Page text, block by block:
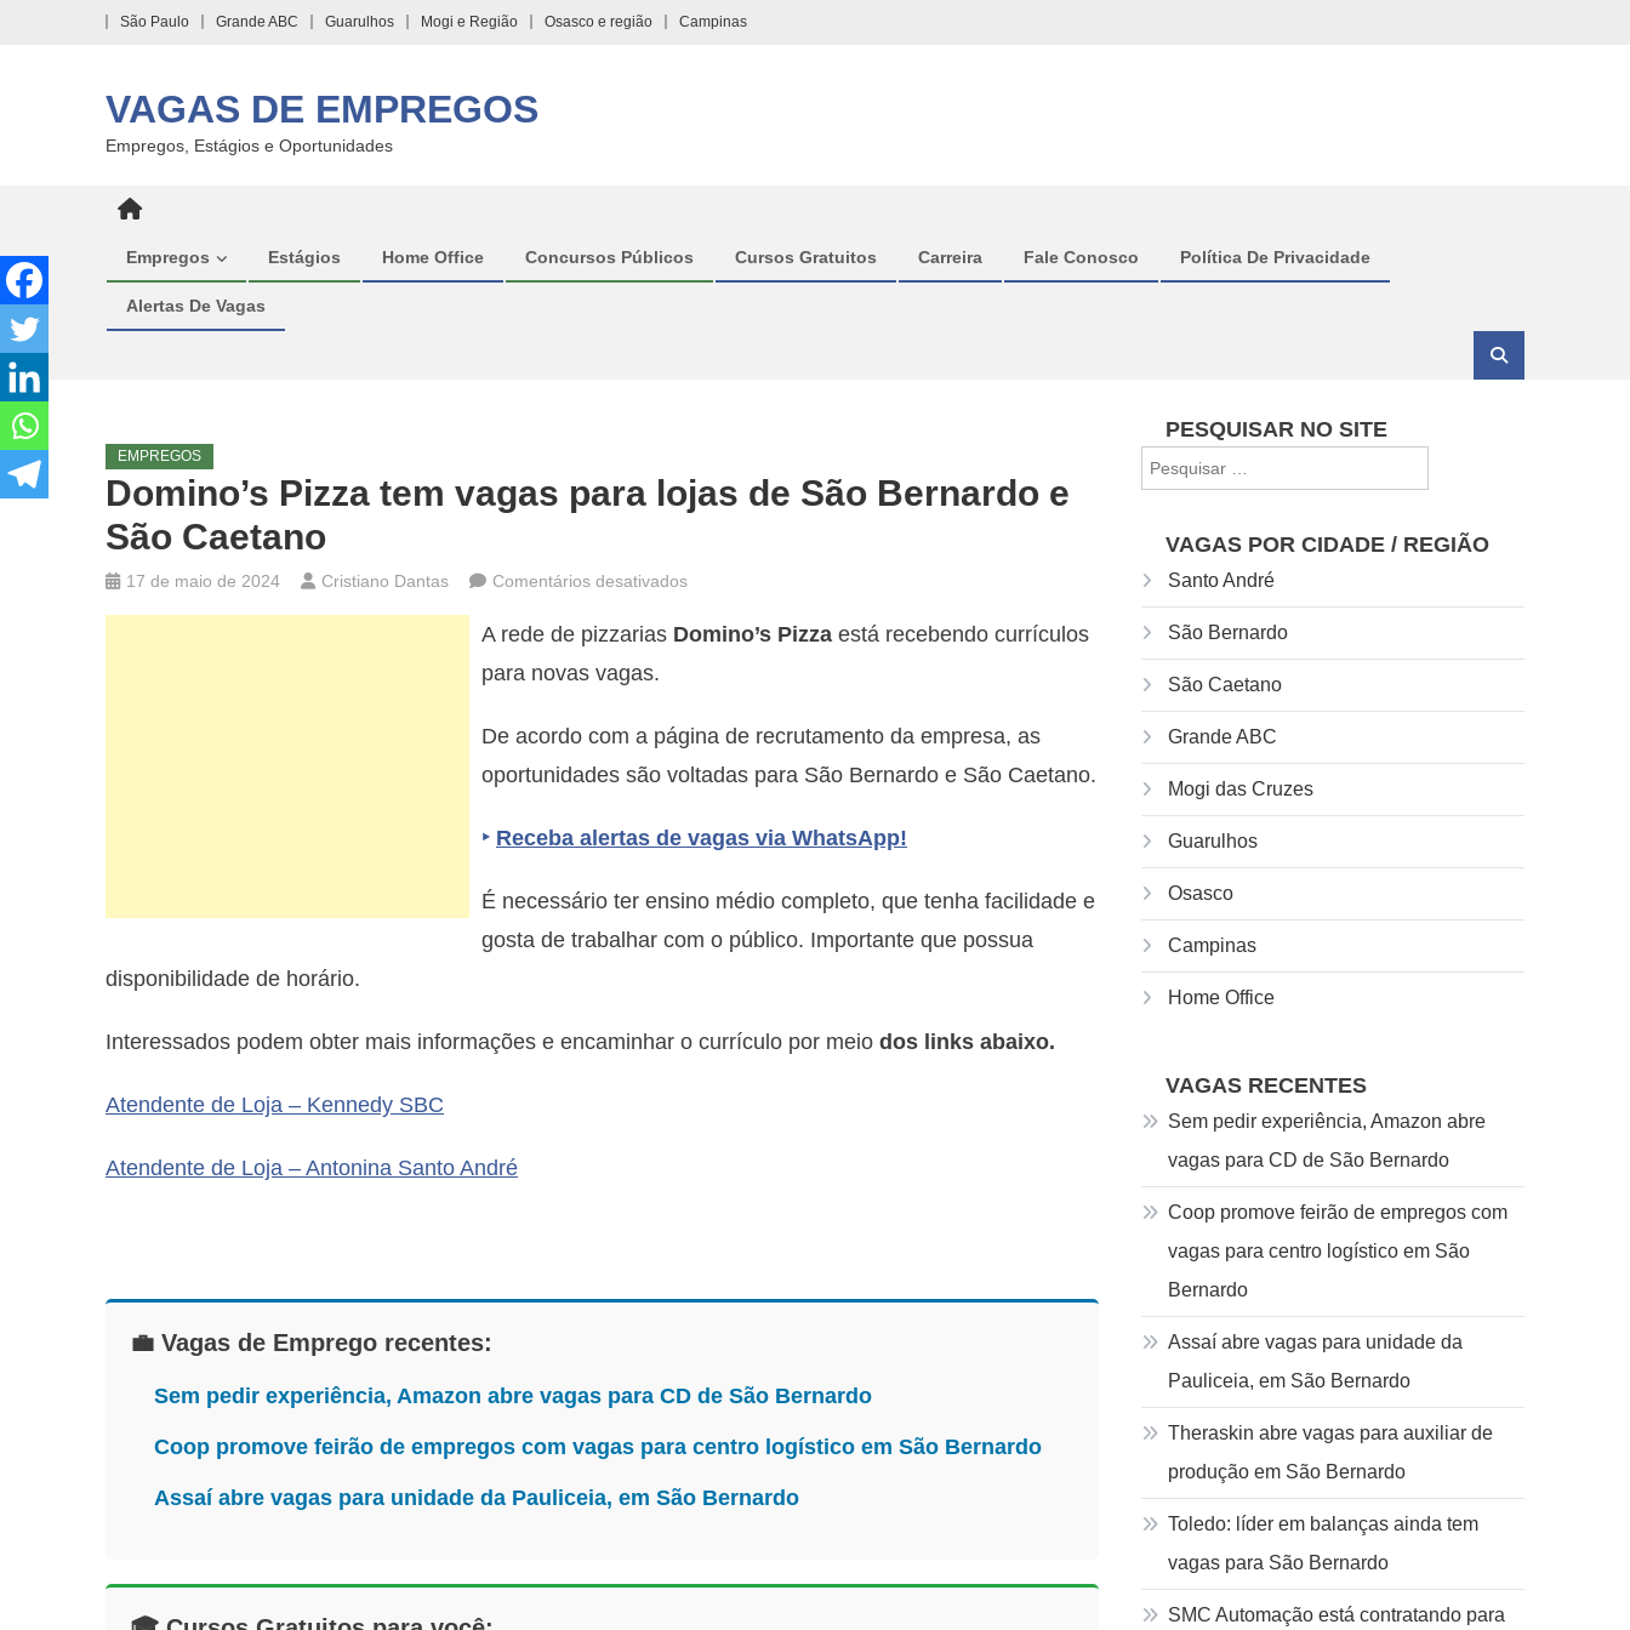
São Paulo Grande ABC Guarulhos Mogi e Região Osasco e região Campinas
VAGAS DE EMPREGOS
Empregos, Estágios e Oportunidades
Empregos Estágios Home Office Concursos Públicos Cursos Gratuitos Carreira Fale Conosco Política De Privacidade
Alertas De Vagas
EMPREGOS
Domino’s Pizza tem vagas para lojas de São Bernardo e
São Caetano
17 de maio de 2024 Cristiano Dantas Comentários desativados
Pizza
para
Bernardo
São
Caetano
A rede de pizzarias Domino’s Pizza está recebendo currículos
para novas vagas.
De acordo com a página de recrutamento da empresa, as
oportunidades são voltadas para São Bernardo e São Caetano.
‣ Receba alertas de vagas via WhatsApp!
É necessário ter ensino médio completo, que tenha facilidade e
gosta de trabalhar com o público. Importante que possua
disponibilidade de horário.
Interessados podem obter mais informações e encaminhar o currículo por meio dos links abaixo.
Atendente de Loja – Kennedy SBC
Atendente de Loja – Antonina Santo André
💼 Vagas de Emprego recentes:
Sem pedir experiência, Amazon abre vagas para CD de São Bernardo
Coop promove feirão de empregos com vagas para centro logístico em São Bernardo
Assaí abre vagas para unidade da Pauliceia, em São Bernardo
PESQUISAR NO SITE
por:
VAGAS POR CIDADE / REGIÃO
Santo André
São Bernardo
São Caetano
Grande ABC
Mogi das Cruzes
Guarulhos
Osasco
Campinas
Home Office
VAGAS RECENTES
Sem pedir experiência, Amazon abre
vagas para CD de São Bernardo
Coop promove feirão de empregos com
vagas para centro logístico em São
Bernardo
Assaí abre vagas para unidade da
Pauliceia, em São Bernardo
Theraskin abre vagas para auxiliar de
produção em São Bernardo
Toledo: líder em balanças ainda tem
vagas para São Bernardo
SMC Automação está contratando para